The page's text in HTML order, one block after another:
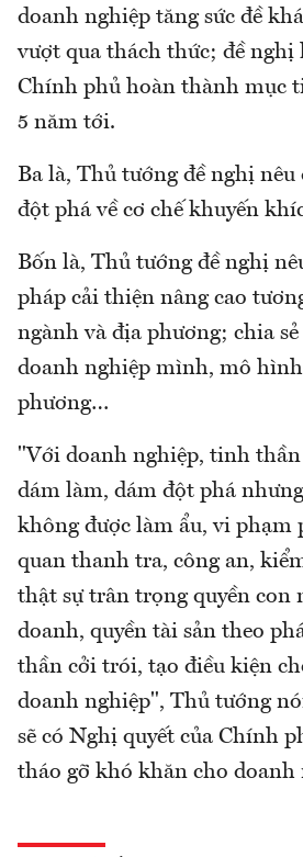
doanh nghiệp tăng sức đề
vượt qua thách thức; đề nghị
Chính phủ hoàn thành mục
5 năm tới.
Ba là, Thủ tướng đề nghị nêu
đột phá về cơ chế khuyến
Bốn là, Thủ tướng đề nghị
pháp cải thiện nâng cao
ngành và địa phương; chia
doanh nghiệp mình, mô
phương…
"Với doanh nghiệp, tinh
dám làm, dám đột phá
không được làm ẩu, vi phạm
quan thanh tra, công an,
thật sự trân trọng quyền con
doanh, quyền tài sản theo
thần cởi trói, tạo điều kiện
doanh nghiệp", Thủ tướng
sẽ có Nghị quyết của Chính
tháo gỡ khó khăn cho doanh